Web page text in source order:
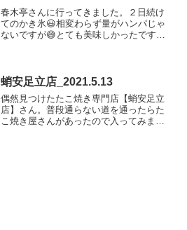
春木亭さんに行ってきました。２日続け
てのかき氷😃相変わらず量がハンパじゃ
ないですが😅とても美味しかったです😃
蛸安足立店_2021.5.13
偶然見つけたたこ焼き専門店【蛸安足立
店】さん。普段通らない道を通ったらた
こ焼き屋さんがあったので入ってみまし